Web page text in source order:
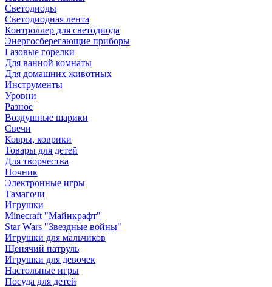
Светодиоды
Светодиодная лента
Контроллер для светодиода
Энергосберегающие приборы
Газовые горелки
Для ванной комнаты
Для домашних животных
Инструменты
Уровни
Разное
Воздушные шарики
Свечи
Ковры, коврики
Товары для детей
Для творчества
Ночник
Электронные игры
Тамагочи
Игрушки
Minecraft "Майнкрафт"
Star Wars "Звездные войны"
Игрушки для мальчиков
Щенячий патруль
Игрушки для девочек
Настольные игры
Посуда для детей